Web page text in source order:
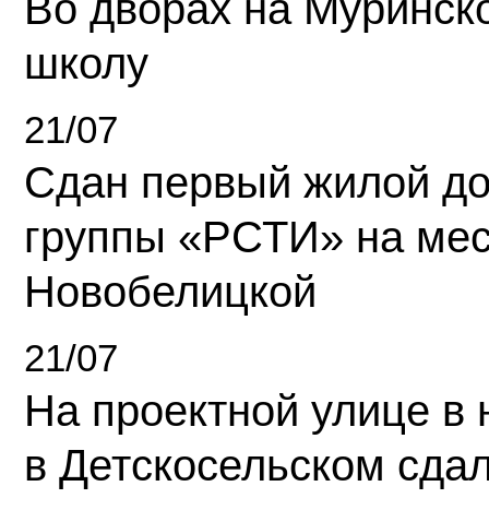
школу
21/07
Сдан первый жилой
группы «РСТИ» на
Новобелицкой
21/07
На проектной улице
в Детскосельском